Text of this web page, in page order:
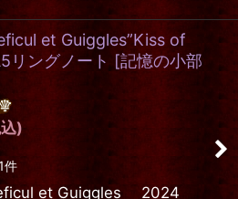
et Guiggles”Kiss of
ングノート [記憶の小部
)
件
et Guiggles 2024